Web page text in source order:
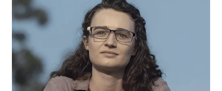
MADURA
SURABAYA